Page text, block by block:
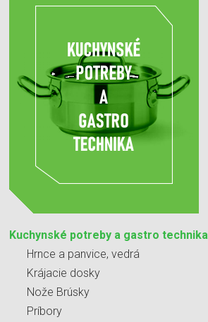
Kuchynské potreby a gastro technika
Hrnce a panvice, vedrá
Krájacie dosky
Nože Brúsky
Príbory